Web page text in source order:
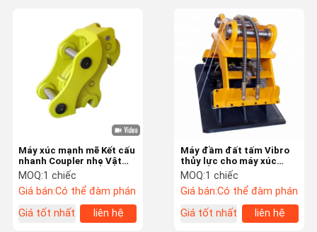
Các Trường
Hợp
Yêu Cầu Đặt
Company
News
Búa đập vỡ thủy lực
Bộ phận động cơ máy xúc
phụ tùng máy xúc
Phụ tùng máy xúc
Máy đầm đất tấm Vibro
thủy lực cho máy xúc
mini Doosan DX55 DX60
MOQ:1 chiếc
Giá bán:Có thể đàm phán
Giá tốt nhất
liên hệ
Máy xúc mạnh mẽ Kết cấu
nhanh Coupler nhẹ Vật
liệu có độ cứng cao
MOQ:1 chiếc
Giá bán:Có thể đàm phán
Giá tốt nhất
liên hệ